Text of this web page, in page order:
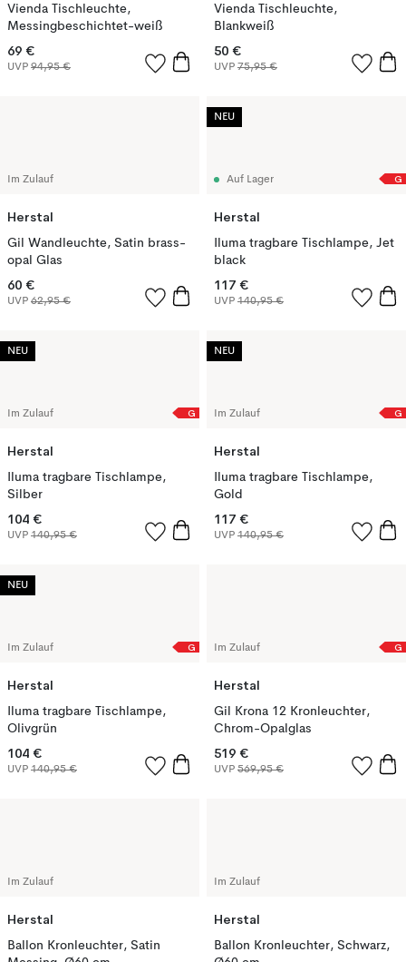
Vienda Tischleuchte,
Messingbeschichtet-weiß
69 €
UVP 94,95 €
Vienda Tischleuchte,
Blankweiß
50 €
UVP 75,95 €
Im Zulauf
Herstal
Gil Wandleuchte, Satin brass-
opal Glas
60 €
UVP 62,95 €
G
Auf Lager
Herstal
Iluma tragbare Tischlampe, Jet
black
117 €
UVP 140,95 €
NEU
G
Im Zulauf
Herstal
Iluma tragbare Tischlampe,
Silber
104 €
UVP 140,95 €
NEU
G
Im Zulauf
Herstal
Iluma tragbare Tischlampe,
Gold
117 €
UVP 140,95 €
NEU
G
Im Zulauf
Herstal
Iluma tragbare Tischlampe,
Olivgrün
104 €
UVP 140,95 €
NEU
G
Im Zulauf
Herstal
Gil Krona 12 Kronleuchter,
Chrom-Opalglas
519 €
UVP 569,95 €
Im Zulauf
Herstal
Ballon Kronleuchter, Satin
Im Zulauf
Herstal
Ballon Kronleuchter, Schwarz,